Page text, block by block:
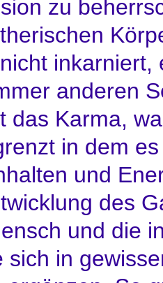
zu
inkarniert,
anderen
das Karma,
in dem
und
des
und die
sich in